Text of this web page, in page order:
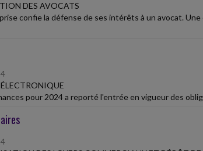
DES AVOCATS
confie la défense de ses intérêts à un avocat.
pour 2024 a reporté l'entrée en vigueur des